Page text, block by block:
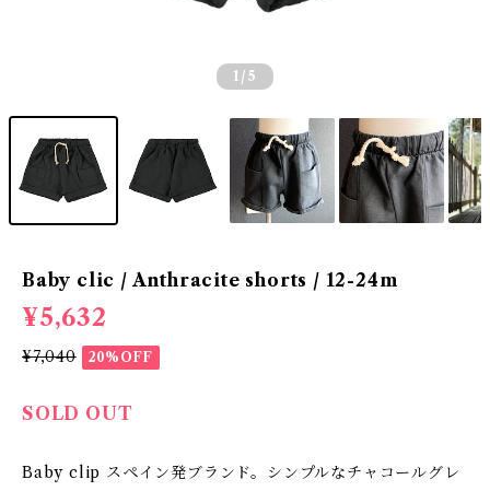
1 /5
Baby clic / Anthracite shorts / 12-24m
¥5,632
¥7,040 20%OFF
SOLD OUT
Baby clip スペイン発ブランド。シンプルなチャコールグレ